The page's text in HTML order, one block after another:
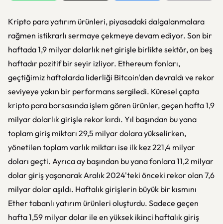
Kripto para yatırım ürünleri, piyasadaki dalgalanmalara
rağmen istikrarlı sermaye çekmeye devam ediyor. Son bir
haftada 1,9 milyar dolarlık net girişle birlikte sektör, on beş
haftadır pozitif bir seyir izliyor. Ethereum fonları,
geçtiğimiz haftalarda liderliği Bitcoin'den devraldı ve rekor
seviyeye yakın bir performans sergiledi. Küresel çapta
kripto para borsasında işlem gören ürünler, geçen hafta 1,9
milyar dolarlık girişle rekor kırdı. Yıl başından bu yana
toplam giriş miktarı 29,5 milyar dolara yükselirken,
yönetilen toplam varlık miktarı ise ilk kez 221,4 milyar
doları geçti. Ayrıca ay başından bu yana fonlara 11,2 milyar
dolar giriş yaşanarak Aralık 2024'teki önceki rekor olan 7,6
milyar dolar aşıldı. Haftalık girişlerin büyük bir kısmını
Ether tabanlı yatırım ürünleri oluşturdu. Sadece geçen
hafta 1,59 milyar dolar ile en yüksek ikinci haftalık giriş